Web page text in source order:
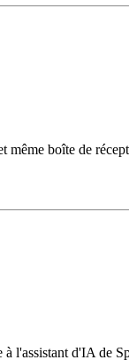
même boîte de
l'assistant d'IA